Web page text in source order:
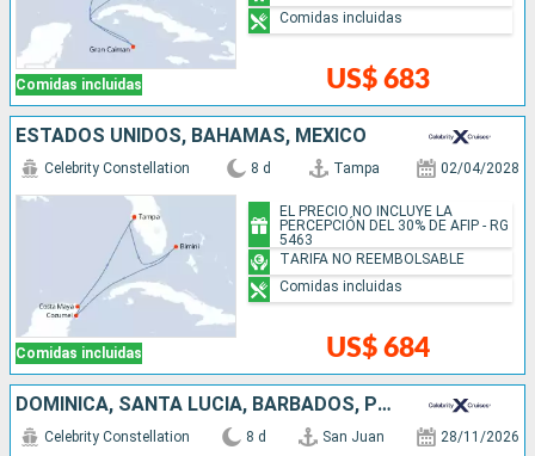
Comidas incluidas US$ 683
Comidas incluidas
ESTADOS UNIDOS, BAHAMAS, MÉXICO
Comidas incluidas
Celebrity Constellation 8 d Tampa 02/04/2028
US$ 684
EL PRECIO NO INCLUYE LA
PERCEPCIÓN DEL 30% DE AFIP - RG
5463
TARIFA NO REEMBOLSABLE
Comidas incluidas
DOMINICA, SANTA LUCIA, BARBADOS, PUERTO RICO
Celebrity Constellation 8 d San Juan 28/11/2026